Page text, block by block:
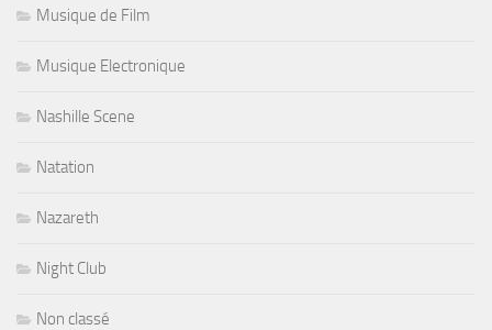
Musique de Film
Musique Electronique
Nashille Scene
Natation
Nazareth
Night Club
Non classé